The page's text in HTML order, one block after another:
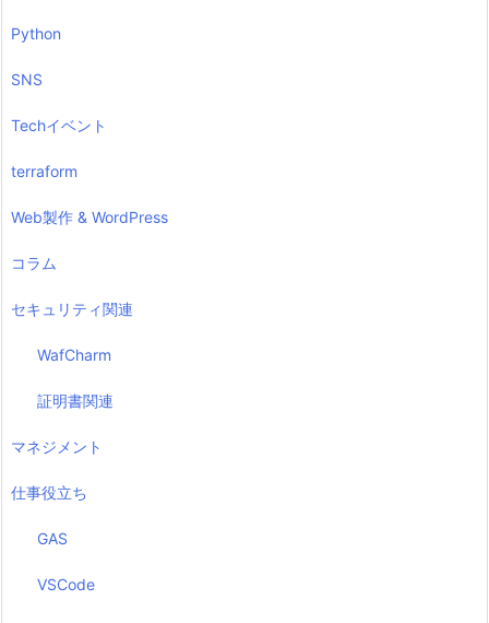
Python
SNS
Techイベント
terraform
Web製作 & WordPress
コラム
セキュリティ関連
WafCharm
証明書関連
マネジメント
仕事役立ち
GAS
VSCode